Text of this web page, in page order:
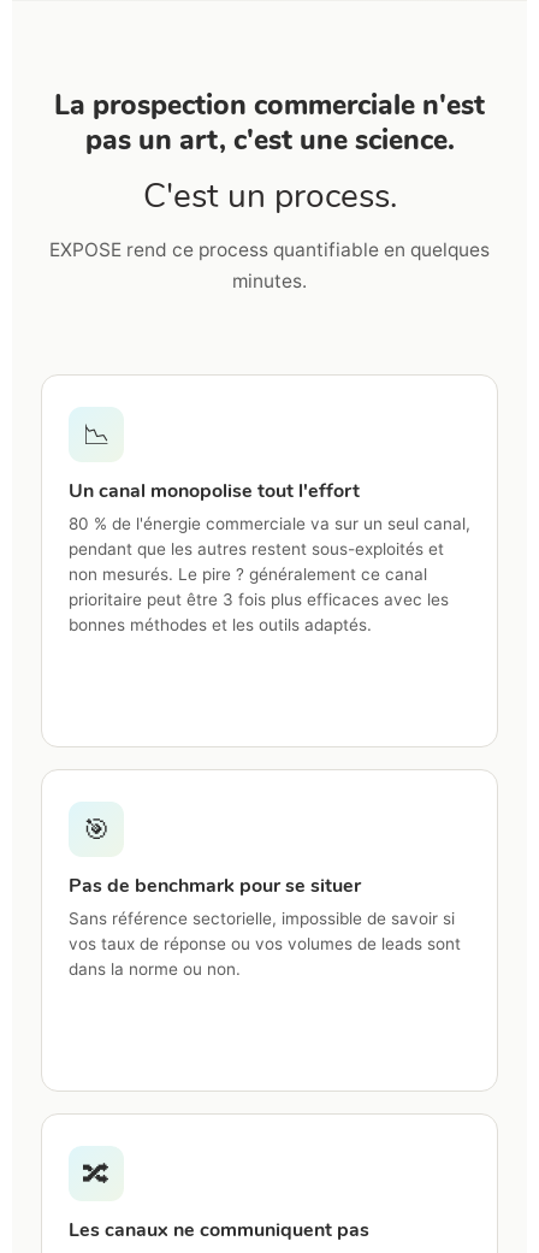
La prospection commerciale n'est
pas un art, c'est une science.
C'est un process.
EXPOSE rend ce process quantifiable en quelques
minutes.
📉
Un canal monopolise tout l'effort
80 % de l'énergie commerciale va sur un seul canal,
pendant que les autres restent sous-exploités et
non mesurés. Le pire ? généralement ce canal
prioritaire peut être 3 fois plus efficaces avec les
bonnes méthodes et les outils adaptés.
🎯
Pas de benchmark pour se situer
Sans référence sectorielle, impossible de savoir si
vos taux de réponse ou vos volumes de leads sont
dans la norme ou non.
🔀
Les canaux ne communiquent pas